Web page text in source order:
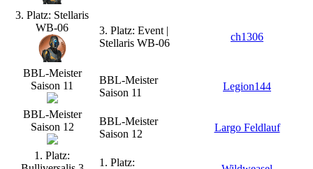
3. Platz: Stellaris
WB-06
3. Platz: Event |
Stellaris WB-06
ch1306
BBL-Meister
Saison 11
BBL-Meister
Saison 11
Legion144
BBL-Meister
Saison 12
BBL-Meister
Saison 12
Largo Feldlauf
1. Platz:
1. Platz: